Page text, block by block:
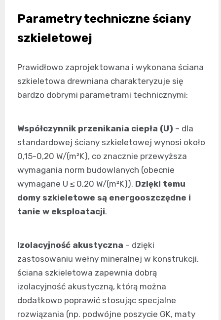
Parametry techniczne ściany
szkieletowej
Prawidłowo zaprojektowana i wykonana ściana
szkieletowa drewniana charakteryzuje się
bardzo dobrymi parametrami technicznymi:
Współczynnik przenikania ciepła (U) – dla
standardowej ściany szkieletowej wynosi około
0,15-0,20 W/(m²K), co znacznie przewyższa
wymagania norm budowlanych (obecnie
wymagane U ≤ 0,20 W/(m²K)). Dzięki temu
domy szkieletowe są energooszczędne i
tanie w eksploatacji.
Izolacyjność akustyczna – dzięki
zastosowaniu wełny mineralnej w konstrukcji,
ściana szkieletowa zapewnia dobrą
izolacyjność akustyczną, którą można
dodatkowo poprawić stosując specjalne
rozwiązania (np. podwójne poszycie GK, maty